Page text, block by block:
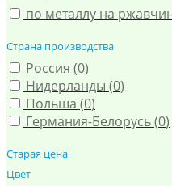
по металлу на
Страна производства
Россия (0)
Нидерланды (0)
Польша (0)
Германия-Белорусь (0)
Старая цена
Цвет